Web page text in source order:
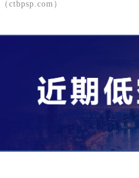
（ctbpsp.com）